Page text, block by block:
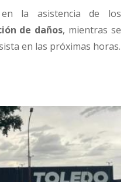
la asistencia de los
de daños, mientras se
en las próximas horas.